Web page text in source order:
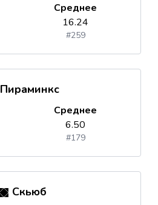
Среднее
16.24
#259
Пираминкс
Среднее
6.50
#179
Скьюб